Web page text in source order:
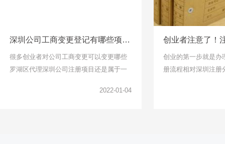
深圳公司工商变更登记有哪些项目？
很多创业者对公司工商变更可以变更哪些
罗湖区代理深圳公司注册项目还是属于一
2022-01-04
创业的第一步就是办
册流程相对深圳注册